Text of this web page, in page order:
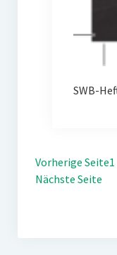
SWB-
Vorherige Seite1
Nächste Seite